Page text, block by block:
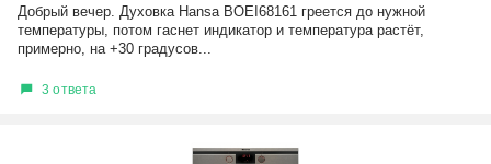
Добрый вечер. Духовка Hansa BOEI68161 греется до нужной
температуры, потом гаснет индикатор и температура растёт,
примерно, на +30 градусов...
3 ответа